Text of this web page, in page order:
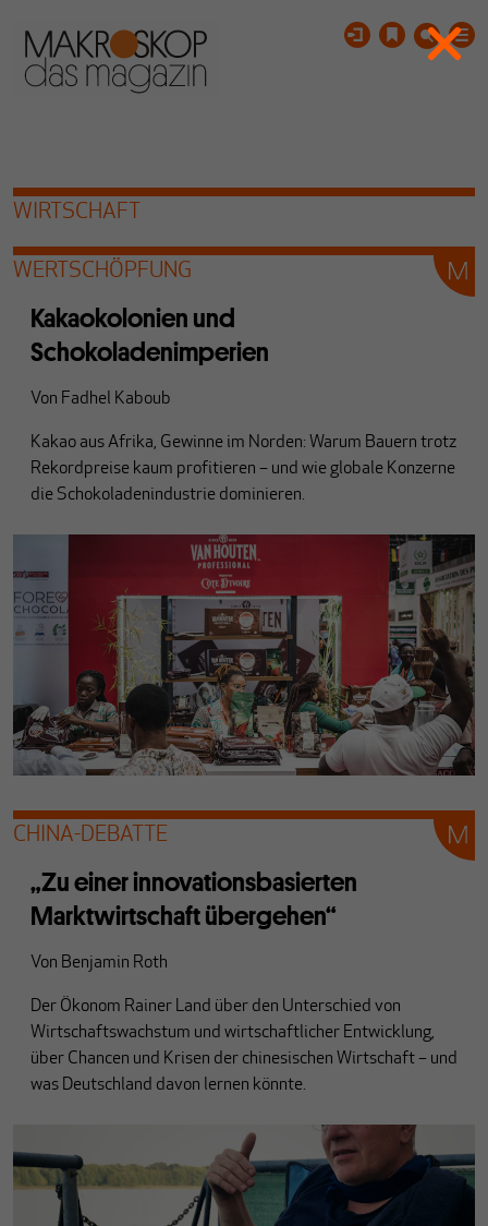
WIRTSCHAFT
WERTSCHÖPFUNG
Kakaokolonien und
Schokoladenimperien
Von Fadhel Kaboub
Kakao aus Afrika, Gewinne im Norden: Warum Bauern trotz
Rekordpreise kaum profitieren – und wie globale Konzerne
die Schokoladenindustrie dominieren.
CHINA-DEBATTE
„Zu einer innovationsbasierten
Marktwirtschaft übergehen“
Von Benjamin Roth
Der Ökonom Rainer Land über den Unterschied von
Wirtschaftswachstum und wirtschaftlicher Entwicklung,
über Chancen und Krisen der chinesischen Wirtschaft – und
was Deutschland davon lernen könnte.